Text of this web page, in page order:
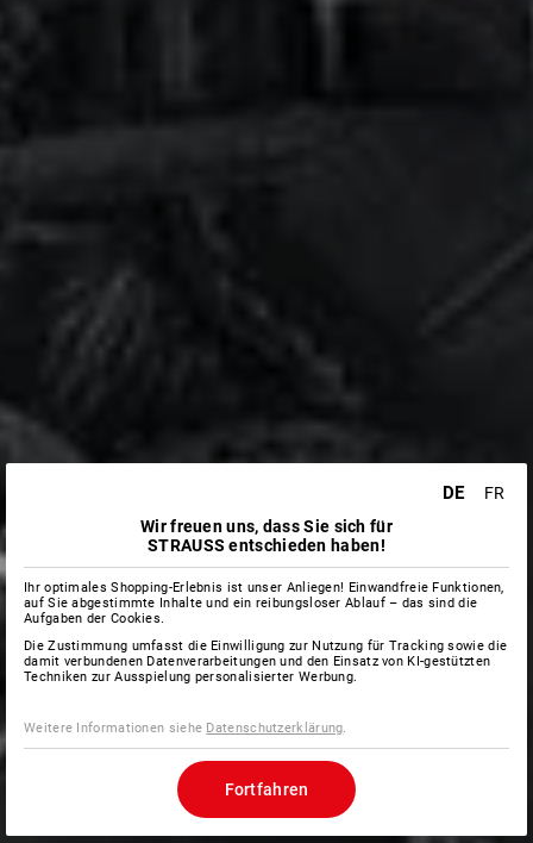
DE
FR
Wir freuen uns, dass Sie sich für
STRAUSS entschieden haben!
Ihr optimales Shopping-Erlebnis ist unser Anliegen! Einwandfreie Funktionen,
auf Sie abgestimmte Inhalte und ein reibungsloser Ablauf – das sind die
Aufgaben der Cookies.
Die Zustimmung umfasst die Einwilligung zur Nutzung für Tracking sowie die
damit verbundenen Datenverarbeitungen und den Einsatz von KI-gestützten
Techniken zur Ausspielung personalisierter Werbung.
Weitere Informationen siehe Datenschutzerklärung.
Fortfahren